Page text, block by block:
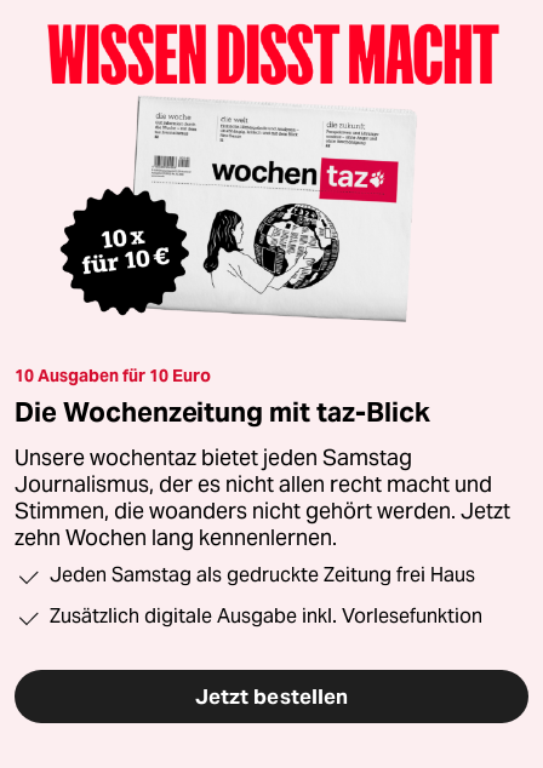
10 Ausgaben für 10 Euro
Die Wochenzeitung mit taz-Blick
Unsere wochentaz bietet jeden Samstag
Journalismus, der es nicht allen recht macht und
Stimmen, die woanders nicht gehört werden. Jetzt
zehn Wochen lang kennenlernen.
Jeden Samstag als gedruckte Zeitung frei Haus
Zusätzlich digitale Ausgabe inkl. Vorlesefunktion
Jetzt bestellen